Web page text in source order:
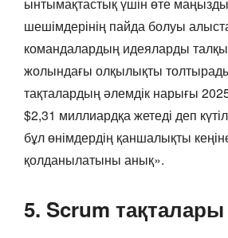
шешімдерінің пайда болуы
командалардың идеяларды
жолындағы олқылықты
тақталардың әлемдік нарығы
$2,31 миллиардқа жетеді деп
бұл өнімдердің қаншалықты
қолданылатыны анық».
5. Scrum тақталары